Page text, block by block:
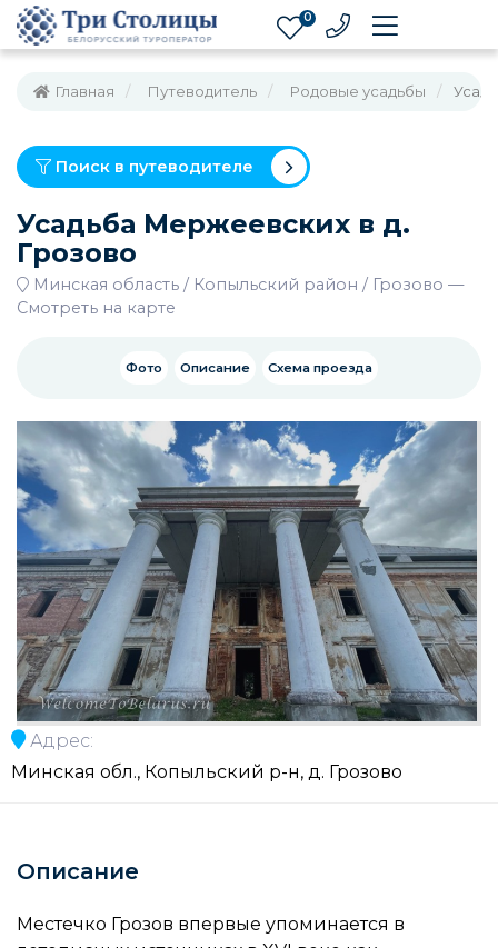
0
Главная Путеводитель Родовые усадьбы
Поиск в путеводителе
Усадьба Мержеевских в д.
Грозово
Минская область Копыльский район Грозово —
Смотреть на карте
Фото Описание Схема проезда
Адрес:
Минская обл., Копыльский р-н, д. Грозово
Описание
Местечко Грозов впервые упоминается в